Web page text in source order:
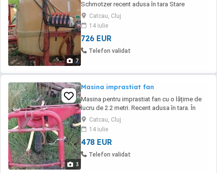
7
Schmotzer recent adusa în tara Stare
perfecta de funcționare și proba la fata
locului Capacitate 600 litri. Lățime de lucru 12
metri Diuze anti vânt Înălțime de lucru
reglabila Iluminat și placi de gabarit. Arbore
cardanic inclus
Catcau, Cluj
14 iulie
726 EUR
Telefon validat
3
Masina imprastiat fan
Masina pentru imprastiat fan cu o lățime de
lucru de 2.2 metri. Recent adusa în tara. În
stare perfecta de functionare Proba la fața
locului Nu include arbore cardanic
Catcau, Cluj
14 iulie
478 EUR
Telefon validat